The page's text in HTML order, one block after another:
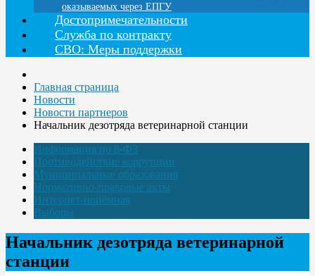
оказываемых через ЕПГУ
Достопримечательности
Служба по контракту
СВО: Меры поддержки
Главная страница
Новости
Новости партнеров
Начальник дезотряда ветеринарной станции
Информация по 8-ФЗ
Противодействие коррупции
Муниципальные образования
Нормативно-правовые акты
Интернет-приёмная
Выборы
Начальник дезотряда ветеринарной
станции